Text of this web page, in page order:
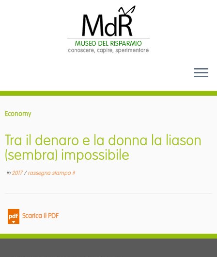
Economy
Tra il denaro e la donna la liason
(sembra) impossibile
in 2017/rassegna stampa it
Scarica il PDF